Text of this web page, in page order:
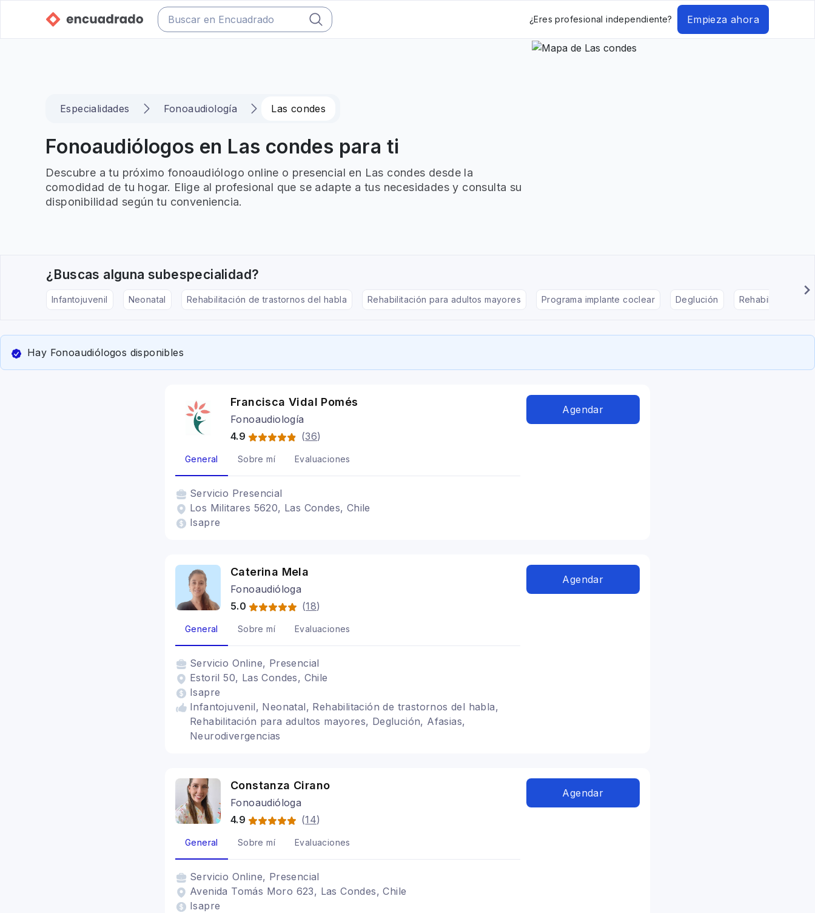
¿Eres profesional independiente? Empieza ahora
Especialidades Fonoaudiología Las condes
Fonoaudiólogos en Las condes para ti
Descubre a tu próximo fonoaudiólogo online o presencial en Las condes desde la
comodidad de tu hogar. Elige al profesional que se adapte a tus necesidades y consulta su
disponibilidad según tu conveniencia.
¿Buscas alguna subespecialidad?
Infantojuvenil Neonatal Rehabilitación de trastornos del habla Rehabilitación para adultos mayores Programa implante coclear Deglución Rehabilitación
Hay Fonoaudiólogos disponibles
Francisca Vidal Pomés
Fonoaudiología
4.9
(36)
General Sobre mí Evaluaciones
Servicio Presencial
Los Militares 5620, Las Condes, Chile
Isapre
Agendar
Caterina Mela
Fonoaudióloga
5.0
(18)
General Sobre mí Evaluaciones
Servicio Online, Presencial
Estoril 50, Las Condes, Chile
Isapre
Infantojuvenil, Neonatal, Rehabilitación de trastornos del habla,
Rehabilitación para adultos mayores, Deglución, Afasias,
Neurodivergencias
Agendar
Constanza Cirano
Fonoaudióloga
4.9
(14)
General Sobre mí Evaluaciones
Servicio Online, Presencial
Avenida Tomás Moro 623, Las Condes, Chile
Isapre
Agendar